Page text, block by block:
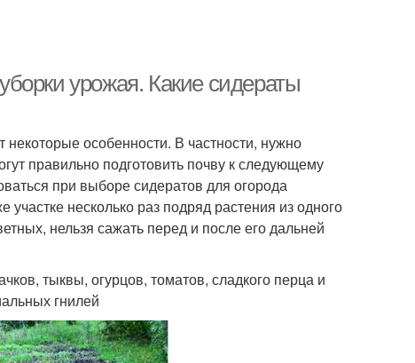
урожая. Какие сидераты
особенности. В частности, нужно
правильно подготовить почву к следующему
при выборе сидератов для огорода
несколько раз подряд растения из одного
нельзя сажать перед и после его дальней
тыквы, огурцов, томатов, сладкого перца и
гнилей